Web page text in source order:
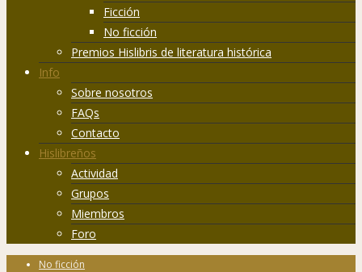
Ficción
No ficción
Premios Hislibris de literatura histórica
Info
Sobre nosotros
FAQs
Contacto
Hislibreños
Actividad
Grupos
Miembros
Foro
No ficción